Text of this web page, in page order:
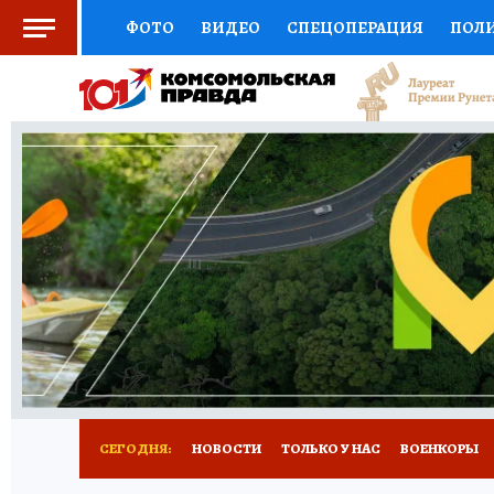
ФОТО ВИДЕО СПЕЦОПЕРАЦИЯ
СОЦПОДДЕРЖКА НАУКА СПОРТ
ВЫБОР ЭКСПЕРТОВ ДОКТОР
КНИЖНАЯ ПОЛКА ПРОГНОЗЫ НА СПОРТ
ПРЕСС-ЦЕНТР НЕДВИЖИМОСТЬ
РАДИО КП РЕКЛАМА ТЕСТЫ НОВОЕ
СЕГОДНЯ: НОВОСТИ ТОЛЬКО У НАС ВОЕНКОРЫ